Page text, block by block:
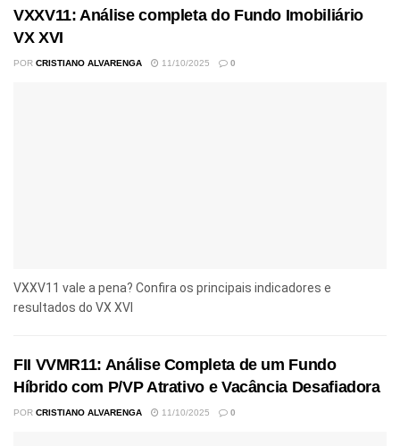
VXXV11: Análise completa do Fundo Imobiliário
VX XVI
POR CRISTIANO ALVARENGA 11/10/2025 0
VXXV11 vale a pena? Confira os principais indicadores e
resultados do VX XVI
FII VVMR11: Análise Completa de um Fundo
Híbrido com P/VP Atrativo e Vacância Desafiadora
POR CRISTIANO ALVARENGA 11/10/2025 0